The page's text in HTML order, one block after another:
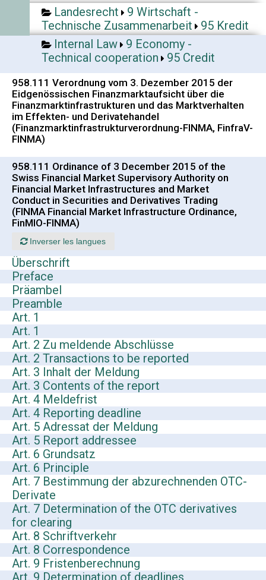
Landesrecht
9 Wirtschaft -
Technische Zusammenarbeit
95 Kredit
Internal Law
9 Economy -
Technical cooperation
95 Credit
958.111 Verordnung vom 3. Dezember 2015 der
Eidgenössischen Finanzmarktaufsicht über die
Finanzmarktinfrastrukturen und das Marktverhalten
im Effekten- und Derivatehandel
(Finanzmarktinfrastrukturverordnung-FINMA, FinfraV-
FINMA)
958.111 Ordinance of 3 December 2015 of the
Swiss Financial Market Supervisory Authority on
Financial Market Infrastructures and Market
Conduct in Securities and Derivatives Trading
(FINMA Financial Market Infrastructure Ordinance,
FinMIO-FINMA)
Inverser les langues
Überschrift
Preface
Präambel
Preamble
Art. 1
Art. 1
Art. 2 Zu meldende Abschlüsse
Art. 2 Transactions to be reported
Art. 3 Inhalt der Meldung
Art. 3 Contents of the report
Art. 4 Meldefrist
Art. 4 Reporting deadline
Art. 5 Adressat der Meldung
Art. 5 Report addressee
Art. 6 Grundsatz
Art. 6 Principle
Art. 7 Bestimmung der abzurechnenden OTC-
Derivate
Art. 7 Determination of the OTC derivatives
for clearing
Art. 8 Schriftverkehr
Art. 8 Correspondence
Art. 9 Fristenberechnung